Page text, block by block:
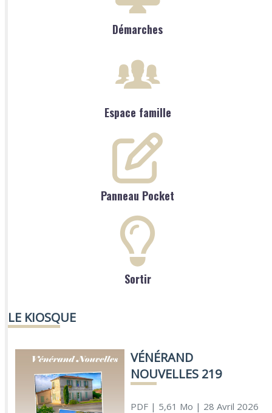
Démarches
Espace famille
Panneau Pocket
Sortir
LE KIOSQUE
VÉNÉRAND
NOUVELLES 219
PDF| 5,61 Mo | 28 Avril 2026